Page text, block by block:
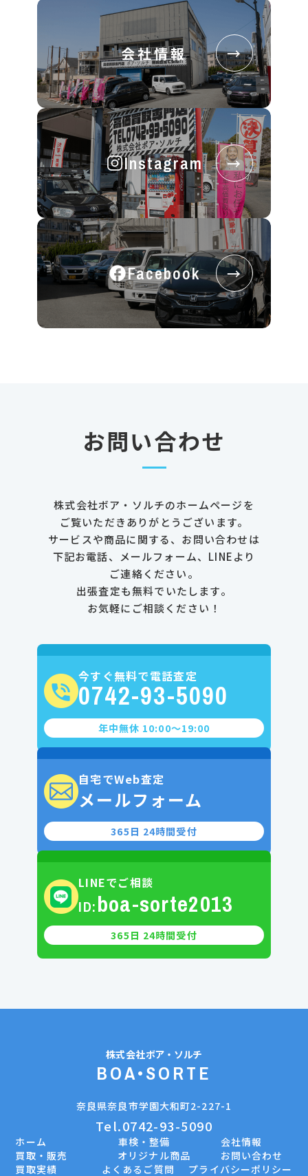
会社情報 →
Instagram →
Facebook →
お問い合わせ
株式会社ボア・ソルチのホームページを
ご覧いただきありがとうございます。
サービスや商品に関する、お問い合わせは
下記お電話、メールフォーム、LINEより
ご連絡ください。
出張査定も無料でいたします。
お気軽にご相談ください！
今すぐ無料で電話査定
0742-93-5090
年中無休 10:00〜19:00
自宅でWeb査定
メールフォーム
365日 24時間受付
LINEでご相談
ID:boa-sorte2013
365日 24時間受付
株式会社ボア・ソルチ
BOA•SORTE
奈良県奈良市学園大和町2-227-1
Tel.0742-93-5090
ホーム 車検・整備
会社情報
買取・販売
オリジナル商品
お問い合わせ
買取実績
よくあるご質問 プライバシーポリシー